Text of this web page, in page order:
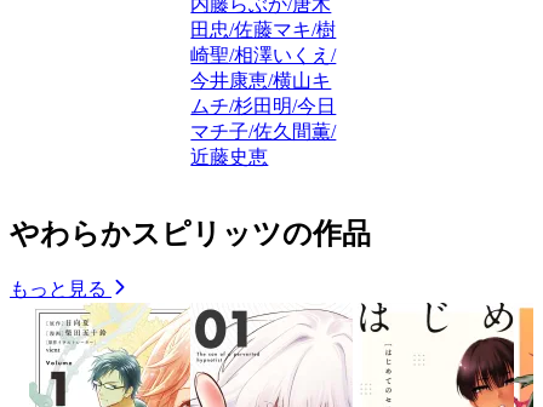
内藤らぶか/唐木
田忠/佐藤マキ/樹
崎聖/相澤いくえ/
今井康恵/横山キ
ムチ/杉田明/今日
マチ子/佐久間薫/
近藤史恵
やわらかスピリッツの作品
もっと見る